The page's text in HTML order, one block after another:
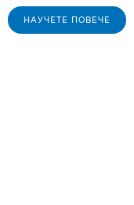
НАУЧЕТЕ ПОВЕЧЕ